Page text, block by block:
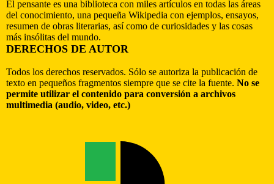
El pensante es una biblioteca con miles artículos en todas las áreas
del conocimiento, una pequeña Wikipedia con ejemplos, ensayos,
resumen de obras literarias, así como de curiosidades y las cosas
más insólitas del mundo.
DERECHOS DE AUTOR
Todos los derechos reservados. Sólo se autoriza la publicación de
texto en pequeños fragmentos siempre que se cite la fuente. No se
permite utilizar el contenido para conversión a archivos
multimedia (audio, video, etc.)